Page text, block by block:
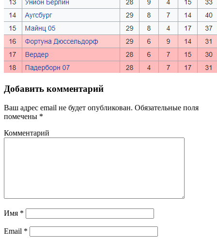
Добавить комментарий
Ваш адрес email не будет опубликован. Обязательные поля
помечены *
Комментарий
Имя *
Email *